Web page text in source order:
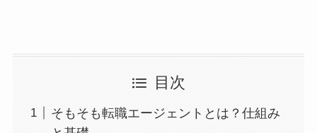
目次
そもそも転職エージェントとは？仕組み